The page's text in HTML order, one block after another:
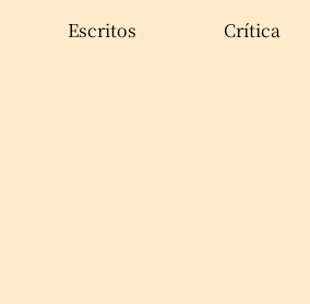
Escritos Crítica